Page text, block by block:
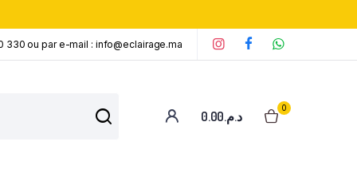
330 ou par e-mail : info@eclairage.ma
د.م.0.00
0